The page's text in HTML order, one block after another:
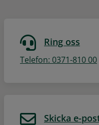
Ring oss
Telefon: 0371-810 00
Skicka e-